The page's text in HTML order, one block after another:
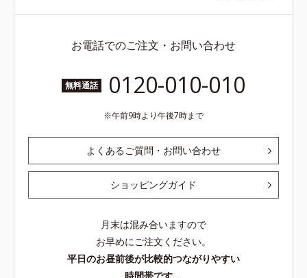
お電話でのご注文・お問い合わせ
無料通話 0120-010-010
午前9時より午後7時まで
よくあるご質問・お問い合わせ
ショッピングガイド
月末は混み合いますので
お早めにご注文ください。
平日のお昼前後が比較的つながりやすい